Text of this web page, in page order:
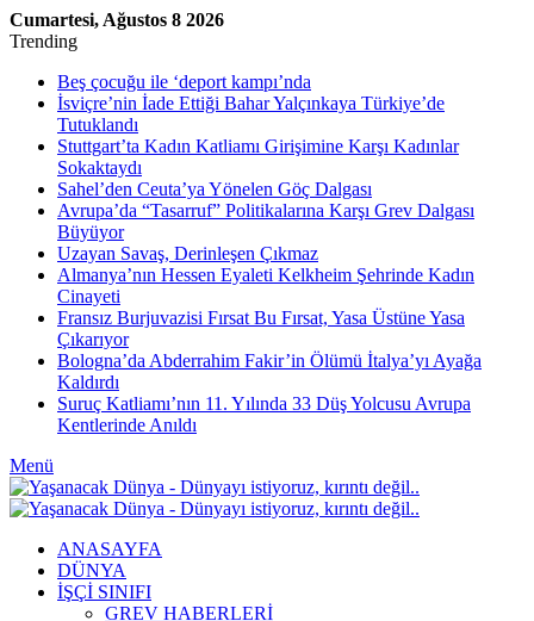
Cumartesi, Ağustos 8 2026
Trending
Beş çocuğu ile ‘deport kampı’nda
İsviçre’nin İade Ettiği Bahar Yalçınkaya Türkiye’de
Tutuklandı
Stuttgart’ta Kadın Katliamı Girişimine Karşı Kadınlar
Sokaktaydı
Sahel’den Ceuta’ya Yönelen Göç Dalgası
Avrupa’da “Tasarruf” Politikalarına Karşı Grev Dalgası
Büyüyor
Uzayan Savaş, Derinleşen Çıkmaz
Almanya’nın Hessen Eyaleti Kelkheim Şehrinde Kadın
Cinayeti
Fransız Burjuvazisi Fırsat Bu Fırsat, Yasa Üstüne Yasa
Çıkarıyor
Bologna’da Abderrahim Fakir’in Ölümü İtalya’yı Ayağa
Kaldırdı
Suruç Katliamı’nın 11. Yılında 33 Düş Yolcusu Avrupa
Kentlerinde Anıldı
Menü
ANASAYFA
DÜNYA
İŞÇİ SINIFI
GREV HABERLERİ